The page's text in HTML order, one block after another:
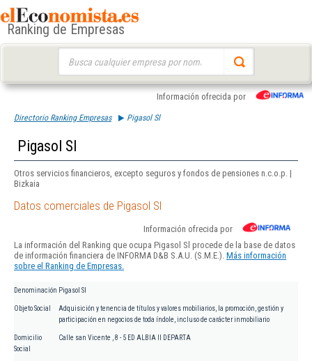
Ranking de Empresas
Información ofrecida por
Directorio Ranking Empresas Pigasol Sl
Pigasol Sl
Otros servicios financieros, excepto seguros y fondos de pensiones n.c.o.p. |
Bizkaia
Datos comerciales de Pigasol Sl
Información ofrecida por
La información del Ranking que ocupa Pigasol Sl procede de la base de datos
de información financiera de INFORMA D&B S.A.U. (S.M.E.). Más información
sobre el Ranking de Empresas.
Denominación Pigasol Sl
Objeto Social
Adquisición y tenencia de títulos y valores mobiliarios, la promoción, gestión y
participación en negocios de toda índole, incluso de carácter inmobiliario
Domicilio
Social
Calle san Vicente , 8 - 5 ED ALBIA II DEPARTA